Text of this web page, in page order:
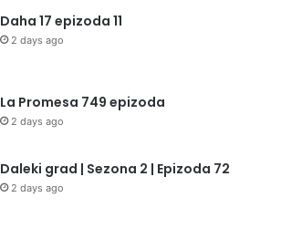
Daha 17 epizoda 11
2 days ago
La Promesa 749 epizoda
2 days ago
Daleki grad | Sezona 2 | Epizoda 72
2 days ago